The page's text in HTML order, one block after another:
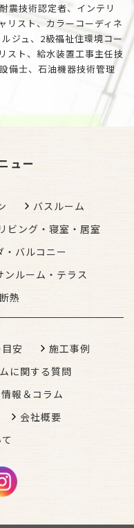
震技術認定者、インテリ
リスト、カラーコーディネ
ジュ、2級福祉住環境コー
スト、給水装置工事主任技
備士、石油機器技術管理
ュー
バスルーム
リビング・寝室・居室
・バルコニー
ンルーム・テラス
熱
安
施工事例
に関する質問
報＆コラム
会社概要